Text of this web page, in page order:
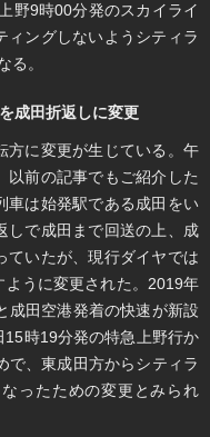
野9時00分発のスカイライ
ィングしないようシティラ
る。
成田折返しに変更
方に変更が生じている。午
以前の記事でもご紹介した
車は始発駅である成田をい
しで成田まで回送の上、成
ていたが、現行ダイヤでは
うに変更された。2019年
成田空港発着の快速が新設
15時19分発の特急上野行か
で、東成田方からシティラ
ったための変更とみられ